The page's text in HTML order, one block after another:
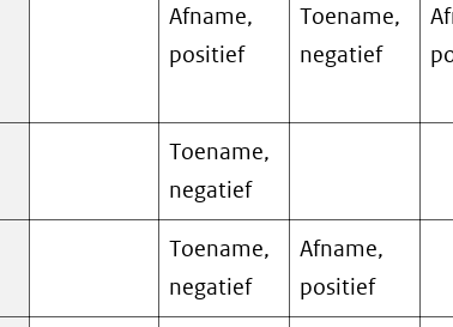
Afname,
positief
Toename,
negatief
Toename,
negatief
Toename,
negatief
Afname,
positief